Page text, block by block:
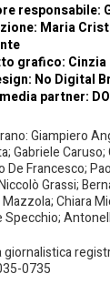
responsabile:
Maria
grafico: Cinzia
No Digital
partner:
Giampiero
Gabriele
De Francesco;
Grassi;
Chiara
Specchio;
0735